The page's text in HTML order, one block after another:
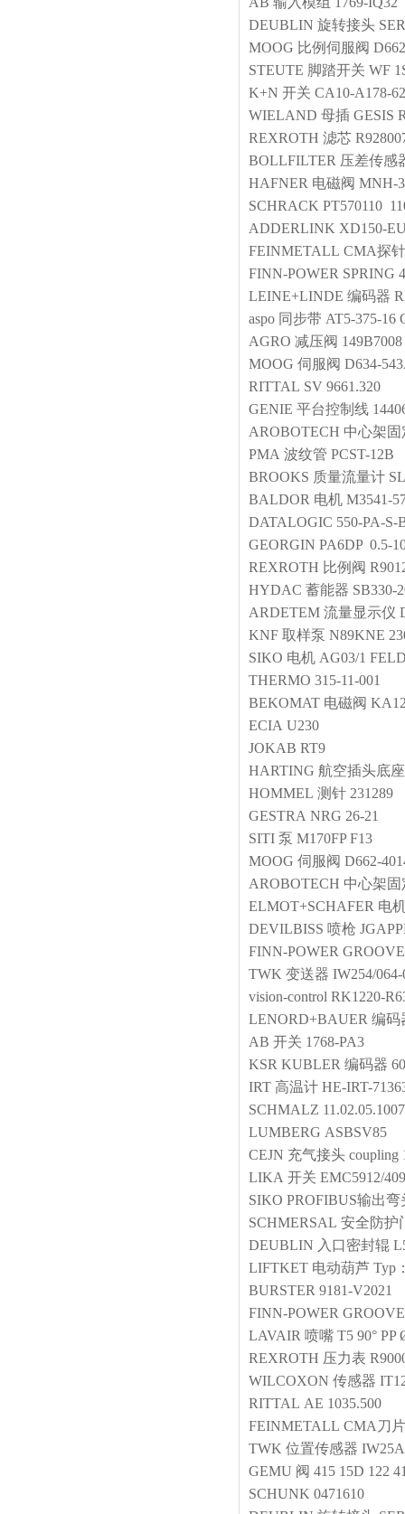
DEUBLIN 旋转接头
MOOG 比例伺服阀
STEUTE 脚踏开关 WF
K+N 开关 CA10-A178-
WIELAND 母插 GESIS
REXROTH 滤芯
BOLLFILTER 压差传感
HAFNER 电磁阀 MNH-
SCHRACK PT570110
ADDERLINK XD150-
FEINMETALL CMA探
FINN-POWER SPRING
LEINE+LINDE 编码器
aspo 同步带 AT5-375-16
AGRO 减压阀 149B7008
MOOG 伺服阀 D634-
RITTAL SV 9661.320
GENIE 平台控制线
AROBOTECH 中心架固
PMA 波纹管 PCST-12B
BROOKS 质量流量计
BALDOR 电机 M3541-
DATALOGIC 550-PA-S-
GEORGIN PA6DP 0.5-
REXROTH 比例阀
HYDAC 蓄能器 SB330-
ARDETEM 流量显示仪
KNF 取样泵 N89KNE
SIKO 电机 AG03/1
THERMO 315-11-001
BEKOMAT 电磁阀
ECIA U230
JOKAB RT9
HARTING 航空插头底座
HOMMEL 测针 231289
GESTRA NRG 26-21
SITI 泵 M170FP F13
MOOG 伺服阀 D662-
AROBOTECH 中心架固
ELMOT+SCHAFER 电
DEVILBISS 喷枪
FINN-POWER
TWK 变送器 IW254/
vision-control RK1220-
LENORD+BAUER 编码
AB 开关 1768-PA3
KSR KUBLER 编码器
IRT 高温计 HE-IRT-
SCHMALZ
LUMBERG ASBSV85
CEJN 充气接头 coupling
LIKA 开关 EMC5912/
SIKO PROFIBUS输出弯
SCHMERSAL 安全防护
DEUBLIN 入口密封辊
LIFTKET 电动葫芦 Typ
BURSTER 9181-V2021
FINN-POWER
LAVAIR 喷嘴 T5 90° PP
REXROTH 压力表
WILCOXON 传感器
RITTAL AE 1035.500
FEINMETALL CMA刀
TWK 位置传感器
GEMU 阀 415 15D 122
SCHUNK 0471610